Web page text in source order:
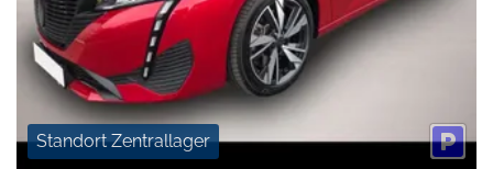
Standort Zentrallager